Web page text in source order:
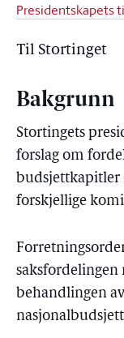
Presidentskapets
Til Stortinget
Bakgrunn
Stortingets
forslag om
budsjettkapitler
forskjellige
behandlingen